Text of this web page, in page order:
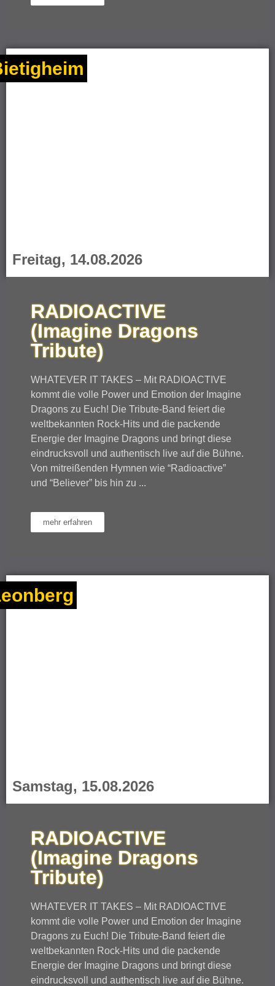
Freitag, 14.08.2026
RADIOACTIVE
(Imagine Dragons
Tribute)
WHATEVER IT TAKES – Mit RADIOACTIVE
kommt die volle Power und Emotion der Imagine
Dragons zu Euch! Die Tribute-Band feiert die
weltbekannten Rock-Hits und die packende
Energie der Imagine Dragons und bringt diese
eindrucksvoll und authentisch live auf die Bühne.
Von mitreißenden Hymnen wie “Radioactive”
und “Believer” bis hin zu ...
mehr erfahren
Samstag, 15.08.2026
RADIOACTIVE
(Imagine Dragons
Tribute)
WHATEVER IT TAKES – Mit RADIOACTIVE
kommt die volle Power und Emotion der Imagine
Dragons zu Euch! Die Tribute-Band feiert die
weltbekannten Rock-Hits und die packende
Energie der Imagine Dragons und bringt diese
eindrucksvoll und authentisch live auf die Bühne.